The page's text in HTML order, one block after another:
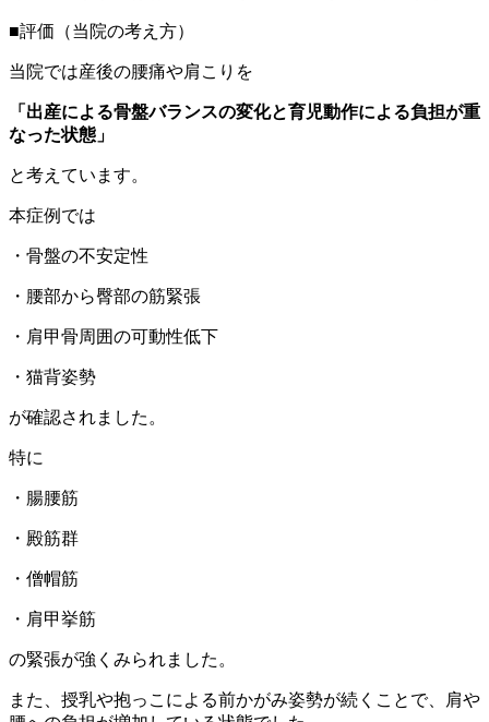
■評価（当院の考え方）
当院では産後の腰痛や肩こりを
「出産による骨盤バランスの変化と育児動作による負担が重
なった状態」
と考えています。
本症例では
・骨盤の不安定性
・腰部から臀部の筋緊張
・肩甲骨周囲の可動性低下
・猫背姿勢
が確認されました。
特に
・腸腰筋
・殿筋群
・僧帽筋
・肩甲挙筋
の緊張が強くみられました。
また、授乳や抱っこによる前かがみ姿勢が続くことで、肩や